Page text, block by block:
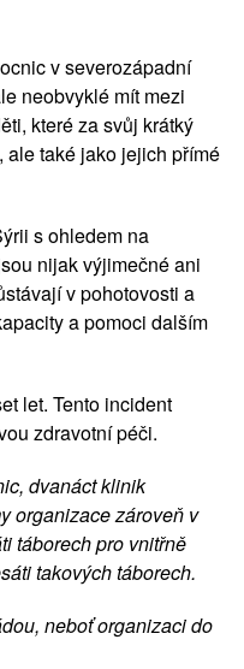
v severozápadní
neobvyklé mít mezi
které za svůj krátký
také jako jejich přímé
s ohledem na
nijak výjimečné ani
v pohotovosti a
a pomoci dalším
let. Tento incident
zdravotní péči.
dvanáct klinik
organizace zároveň v
táborech pro vnitřně
takových táborech.
neboť organizaci do